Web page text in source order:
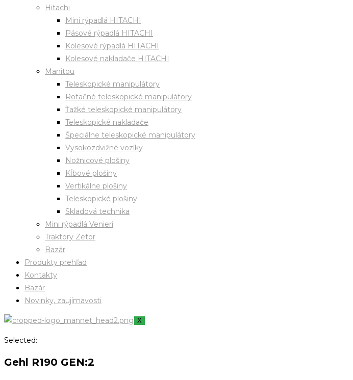
Hitachi
Mini rýpadlá HITACHI
Pásové rýpadlá HITACHI
Kolesové rýpadlá HITACHI
Kolesové nakladače HITACHI
Manitou
Teleskopické manipulátory
Rotačné teleskopické manipulátory
Ťažké teleskopické manipulátory
Teleskopické nakladače
Špeciálne teleskopické manipulátory
Vysokozdvižné vozíky
Nožnicové plošiny
Kĺbové plošiny
Vertikálne plošiny
Teleskopické plošiny
Skladová technika
Mini rýpadlá Venieri
Traktory Zetor
Bazár
Produkty prehľad
Kontakty
Bazár
Novinky, zaujímavosti
X
Selected:
Gehl R190 GEN:2